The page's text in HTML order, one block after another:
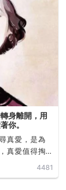
身離開，用
你。
真愛，是為
真愛值得掏
曠世經典。4481